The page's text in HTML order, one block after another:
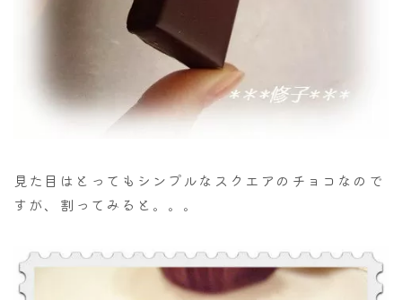
見た目はとってもシンプルなスクエアのチョコなので
すが、割ってみると。。。